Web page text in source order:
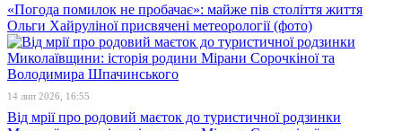
«Погода помилок не пробачає»: майже пів століття життя
Ольги Хайруліної присвячені метеорології (фото)
14 лип 2026, 16:55
Від мрії про родовий маєток до туристичної родзинки